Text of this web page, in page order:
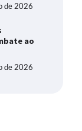
de 2026
ao
de 2026